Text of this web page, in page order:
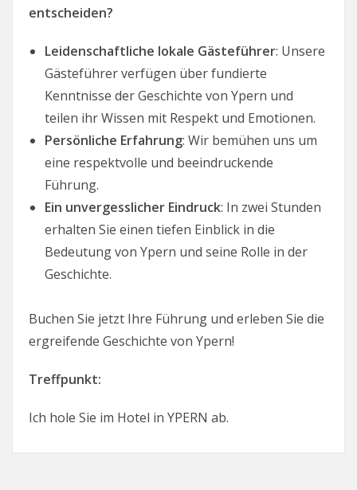
entscheiden?
Leidenschaftliche lokale Gästeführer: Unsere
Gästeführer verfügen über fundierte
Kenntnisse der Geschichte von Ypern und
teilen ihr Wissen mit Respekt und Emotionen.
Persönliche Erfahrung: Wir bemühen uns um
eine respektvolle und beeindruckende
Führung.
Ein unvergesslicher Eindruck: In zwei Stunden
erhalten Sie einen tiefen Einblick in die
Bedeutung von Ypern und seine Rolle in der
Geschichte.
Buchen Sie jetzt Ihre Führung und erleben Sie die
ergreifende Geschichte von Ypern!
Treffpunkt:
Ich hole Sie im Hotel in YPERN ab.